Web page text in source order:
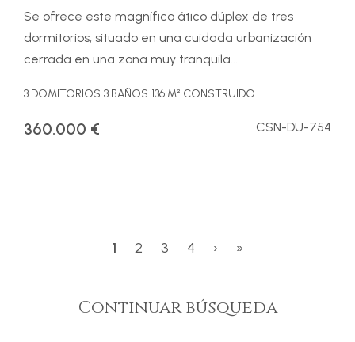
Se ofrece este magnífico ático dúplex de tres
dormitorios, situado en una cuidada urbanización
cerrada en una zona muy tranquila....
3 DOMITORIOS 3 BAÑOS 136 M² CONSTRUIDO
360.000 € CSN-DU-754
1 2 3 4 › »
Continuar búsqueda